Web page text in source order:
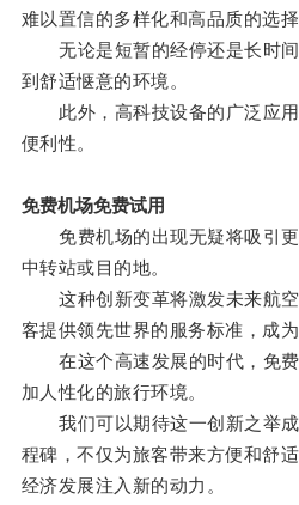
难以置信的多样化和高品质的选择
无论是短暂的经停还是长时间
到舒适惬意的环境。
此外，高科技设备的广泛应用
便利性。
免费机场免费试用
免费机场的出现无疑将吸引更
中转站或目的地。
这种创新变革将激发未来航空
客提供领先世界的服务标准，成
在这个高速发展的时代，免费
加人性化的旅行环境。
我们可以期待这一创新之举成
程碑，不仅为旅客带来方便和舒
经济发展注入新的动力。